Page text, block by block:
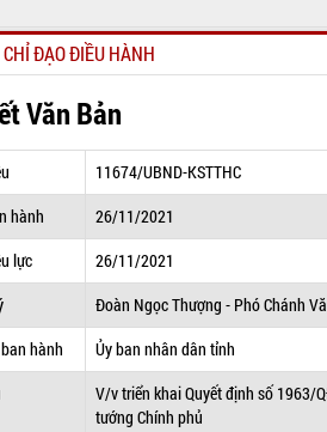
ĐẠO ĐIỀU HÀNH
Văn Bản
11674/UBND-KSTTHC
hành
26/11/2021
lực
26/11/2021
Đoàn Ngọc Thượng - Phó Chánh
hành
Ủy ban nhân dân tỉnh
V/v triển khai Quyết định số 1963/
tướng Chính phủ